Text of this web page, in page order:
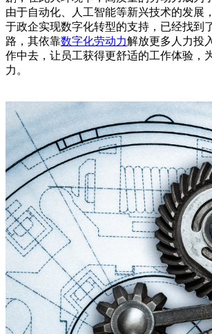
由于自动化、人工智能等新兴技术的发展
于政企实现数字化转型的支持，已经找到
路，其依靠数字化劳动力解放更多人力投
作中去，让员工获得更舒适的工作体验，
力。